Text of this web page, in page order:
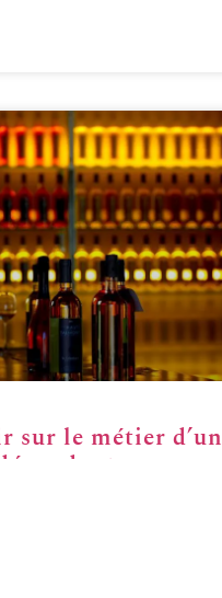
sur le métier d’un